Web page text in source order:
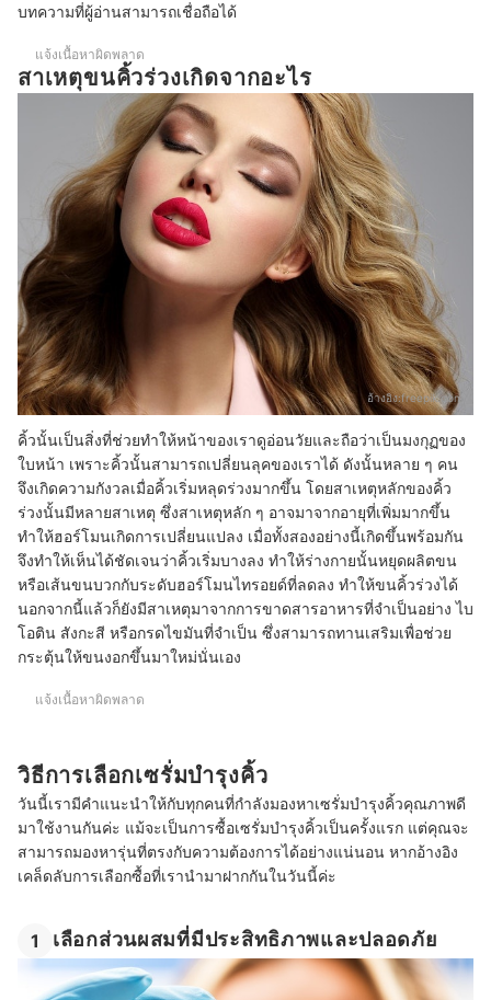
บทความที่ผู้อ่านสามารถเชื่อถือได้
แจ้งเนื้อหาผิดพลาด
สาเหตุขนคิ้วร่วงเกิดจากอะไร
อ้างอิง:freepik.com
คิ้วนั้นเป็นสิ่งที่ช่วยทำให้หน้าของเราดูอ่อนวัยและถือว่าเป็นมงกุฏของ
ใบหน้า เพราะคิ้วนั้นสามารถเปลี่ยนลุคของเราได้ ดังนั้นหลาย ๆ คน
จึงเกิดความกังวลเมื่อคิ้วเริ่มหลุดร่วงมากขึ้น โดยสาเหตุหลักของคิ้ว
ร่วงนั้นมีหลายสาเหตุ ซึ่งสาเหตุหลัก ๆ อาจมาจากอายุที่เพิ่มมากขึ้น
ทำให้ฮอร์โมนเกิดการเปลี่ยนแปลง เมื่อทั้งสองอย่างนี้เกิดขึ้นพร้อมกัน
จึงทำให้เห็นได้ชัดเจนว่าคิ้วเริ่มบางลง ทำให้ร่างกายนั้นหยุดผลิตขน
หรือเส้นขนบวกกับระดับฮอร์โมนไทรอยด์ที่ลดลง ทำให้ขนคิ้วร่วงได้
นอกจากนี้แล้วก็ยังมีสาเหตุมาจากการขาดสารอาหารที่จำเป็นอย่าง ไบ
โอติน สังกะสี หรือกรดไขมันที่จำเป็น ซึ่งสามารถทานเสริมเพื่อช่วย
กระตุ้นให้ขนงอกขึ้นมาใหม่นั่นเอง
แจ้งเนื้อหาผิดพลาด
วิธีการเลือกเซรั่มบำรุงคิ้ว
วันนี้เรามีคำแนะนำให้กับทุกคนที่กำลังมองหาเซรั่มบำรุงคิ้วคุณภาพดี
มาใช้งานกันค่ะ แม้จะเป็นการซื้อเซรั่มบำรุงคิ้วเป็นครั้งแรก แต่คุณจะ
สามารถมองหารุ่นที่ตรงกับความต้องการได้อย่างแน่นอน หากอ้างอิง
เคล็ดลับการเลือกซื้อที่เรานำมาฝากกันในวันนี้ค่ะ
1 เลือกส่วนผสมที่มีประสิทธิภาพและปลอดภัย